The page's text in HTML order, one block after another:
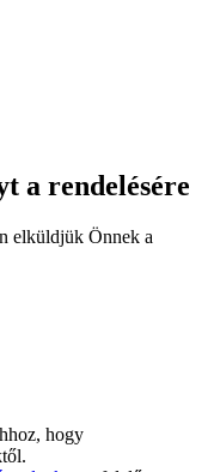
a rendelésére
elküldjük Önnek a
hogy